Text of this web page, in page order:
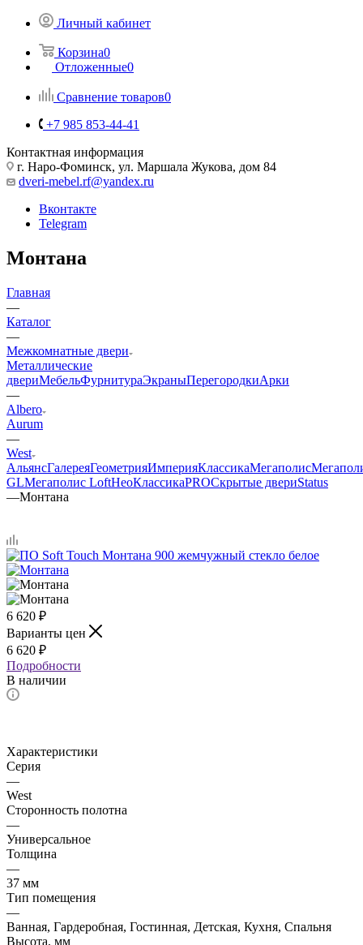
Личный кабинет
Корзина0
Отложенные0
Сравнение товаров0
+7 985 853-44-41
Контактная информация
г. Наро-Фоминск, ул. Маршала Жукова, дом 84
dveri-mebel.rf@yandex.ru
Вконтакте
Telegram
Монтана
Главная
—
Каталог
—
Межкомнатные двери
Металлические
двериМебельФурнитураЭкраныПерегородкиАрки
—
Albero
Aurum
—
West
АльянсГалереяГеометрияИмперияКлассикаМегаполис
GLМегаполис LoftНеоКлассикаPROСкрытые двериStatus
—Монтана
6 620 ₽
Варианты цен
6 620 ₽
Подробности
В наличии
Характеристики
Серия
—
West
Сторонность полотна
—
Универсальное
Толщина
—
37 мм
Тип помещения
—
Ванная, Гардеробная, Гостинная, Детская, Кухня, Спальня
Высота, мм